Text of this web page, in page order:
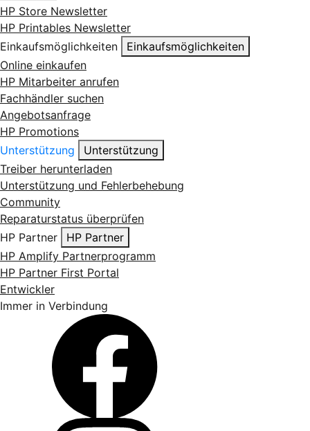
HP Store Newsletter
HP Printables Newsletter
Einkaufsmöglichkeiten
Einkaufsmöglichkeiten
Online einkaufen
HP Mitarbeiter anrufen
Fachhändler suchen
Angebotsanfrage
HP Promotions
Unterstützung
Unterstützung
Treiber herunterladen
Unterstützung und Fehlerbehebung
Community
Reparaturstatus überprüfen
HP Partner
HP Partner
HP Amplify Partnerprogramm
HP Partner First Portal
Entwickler
Immer in Verbindung